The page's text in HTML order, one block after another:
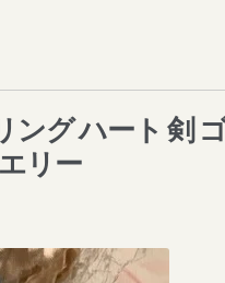
ング ハート 剣
リー